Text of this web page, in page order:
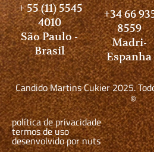
+ 55 (11) 5545
4010
São Paulo -
Brasil
+34 66
8559
Madri-
Espanha
Candido Martins Cukier 2025.
®
política de privacidade
termos de uso
desenvolvido por nuts